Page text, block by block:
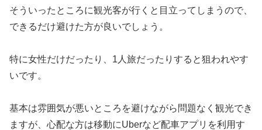
そういったところに観光客が行くと目立ってしまうので、
できるだけ避けた方が良いでしょう。
特に女性だけだったり、1人旅だったりすると狙われやす
いです。
基本は雰囲気が悪いところを避けながら問題なく観光でき
ますが、心配な方は移動にUberなど配車アプリを利用す